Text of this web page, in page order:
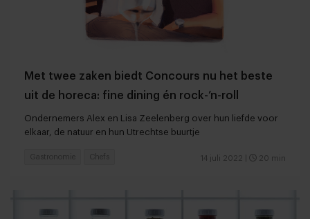
Met twee zaken biedt Concours nu het beste
uit de horeca: fine dining én rock-’n-roll
Ondernemers Alex en Lisa Zeelenberg over hun liefde voor
elkaar, de natuur en hun Utrechtse buurtje
14 juli 2022 20 min
Gastronomie Chefs